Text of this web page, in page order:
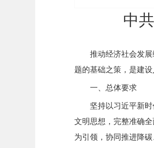
中
推动经济社会发
题的基础之策，是建
一、总体要求
坚持以习近平新
文明思想，完整准确
为引领，协同推进降